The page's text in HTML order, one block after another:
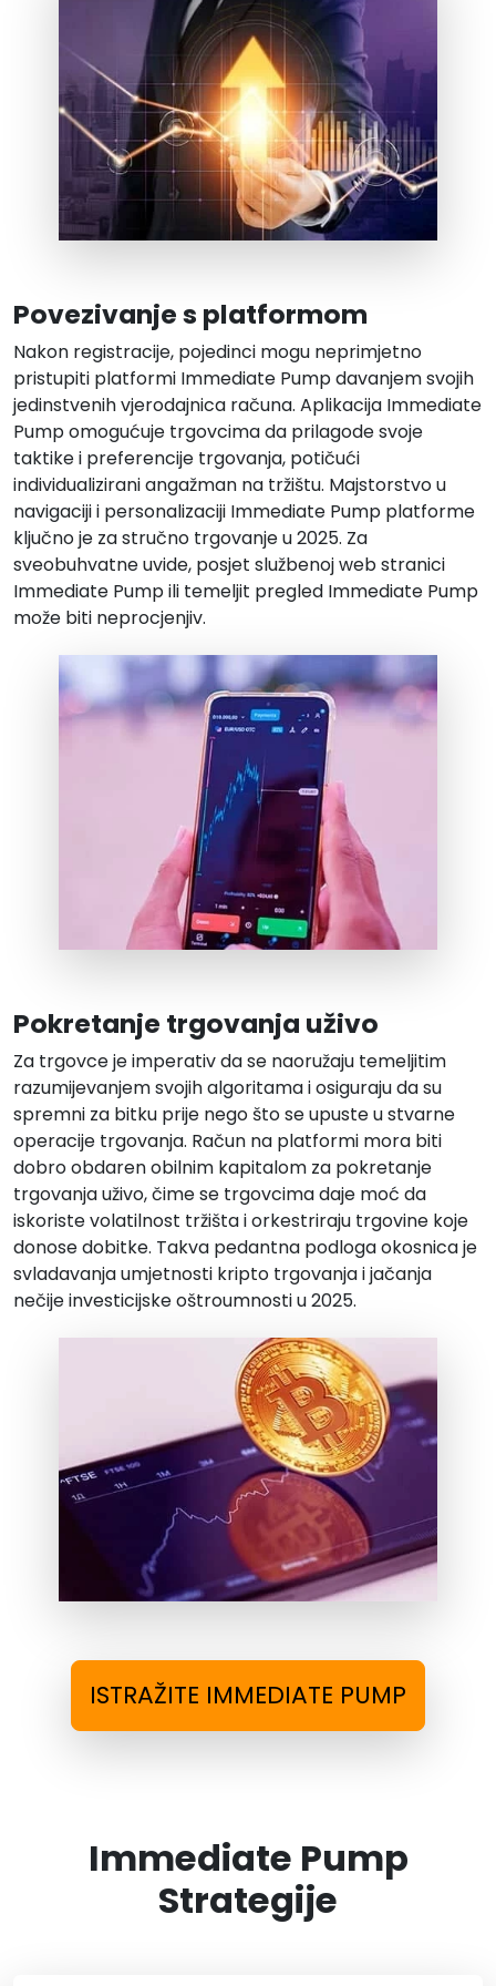
Povezivanje s platformom
Nakon registracije, pojedinci mogu neprimjetno
pristupiti platformi Immediate Pump davanjem svojih
jedinstvenih vjerodajnica računa. Aplikacija Immediate
Pump omogućuje trgovcima da prilagode svoje
taktike i preferencije trgovanja, potičući
individualizirani angažman na tržištu. Majstorstvo u
navigaciji i personalizaciji Immediate Pump platforme
ključno je za stručno trgovanje u 2025. Za
sveobuhvatne uvide, posjet službenoj web stranici
Immediate Pump ili temeljit pregled Immediate Pump
može biti neprocjenjiv.
Pokretanje trgovanja uživo
Za trgovce je imperativ da se naoružaju temeljitim
razumijevanjem svojih algoritama i osiguraju da su
spremni za bitku prije nego što se upuste u stvarne
operacije trgovanja. Račun na platformi mora biti
dobro obdaren obilnim kapitalom za pokretanje
trgovanja uživo, čime se trgovcima daje moć da
iskoriste volatilnost tržišta i orkestriraju trgovine koje
donose dobitke. Takva pedantna podloga okosnica je
svladavanja umjetnosti kripto trgovanja i jačanja
nečije investicijske oštroumnosti u 2025.
ISTRAŽITE IMMEDIATE PUMP
Immediate Pump
Strategije